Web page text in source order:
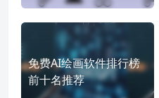
免费AI绘画软件排行榜
前十名推荐